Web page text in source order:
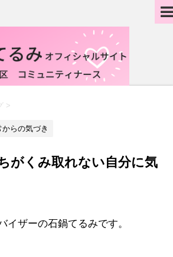
>
からの気づき
がくみ取れない自分に気
イザーの石鍋てるみです。